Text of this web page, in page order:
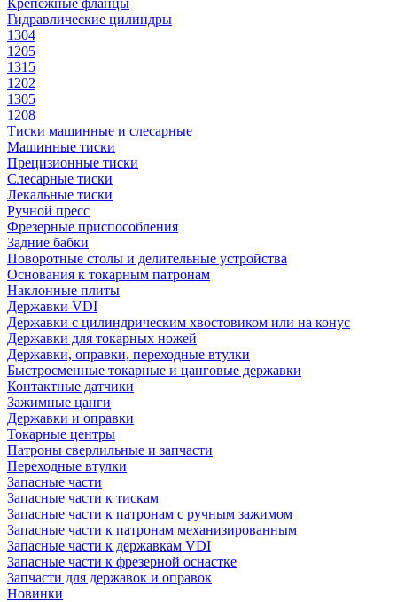
Крепежные фланцы
Гидравлические цилиндры
1304
1205
1315
1202
1305
1208
Тиски машинные и слесарные
Машинные тиски
Прецизионные тиски
Слесарные тиски
Лекальные тиски
Ручной пресс
Фрезерные приспособления
Задние бабки
Поворотные столы и делительные устройства
Основания к токарным патронам
Наклонные плиты
Державки VDI
Державки с цилиндрическим хвостовиком или на конус
Державки для токарных ножей
Державки, оправки, переходные втулки
Быстросменные токарные и цанговые державки
Контактные датчики
Зажимные цанги
Державки и оправки
Токарные центры
Патроны сверлильные и запчасти
Переходные втулки
Запасные части
Запасные части к тискам
Запасные части к патронам с ручным зажимом
Запасные части к патронам механизированным
Запасные части к державкам VDI
Запасные части к фрезерной оснастке
Запчасти для державок и оправок
Новинки